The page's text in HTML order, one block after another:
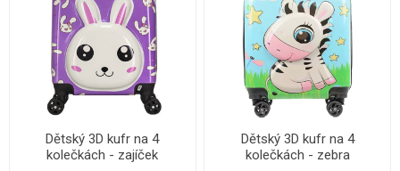
Dětský 3D kufr na 4
kolečkách - zajíček
Dětský 3D kufr na 4
kolečkách - zebra